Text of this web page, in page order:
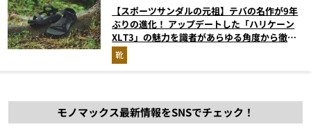
【スポーツサンダルの元祖】テバの名作が9年
ぶりの進化！ アップデートした「ハリケーン
XLT3」の魅力を識者があらゆる角度から徹底
解説！
靴
モノマックス最新情報をSNSでチェック！